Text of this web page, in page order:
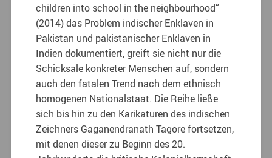
children into school in the neighbourhood“
(2014) das Problem indischer Enklaven in
Pakistan und pakistanischer Enklaven in
Indien dokumentiert, greift sie nicht nur die
Schicksale konkreter Menschen auf, sondern
auch den fatalen Trend nach dem ethnisch
homogenen Nationalstaat. Die Reihe ließe
sich bis hin zu den Karikaturen des indischen
Zeichners Gaganendranath Tagore fortsetzen,
mit denen dieser zu Beginn des 20.